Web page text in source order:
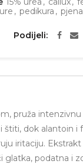
, pedikura , pjena
Podijeli
pruža
štiti, dok alantoin i
iritaciju.
glatka, podatna i